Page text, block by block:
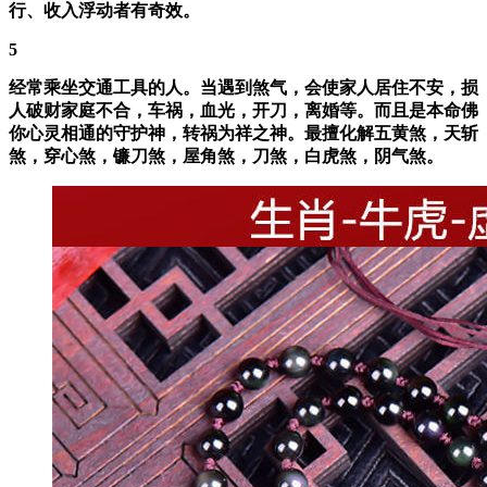
行、收入浮动者有奇效。
5
经常乘坐交通工具的人。当遇到煞气，会使家人居住不安，损
人破财家庭不合，车祸，血光，开刀，离婚等。而且是本命佛
你心灵相通的守护神，转祸为祥之神。最擅化解五黄煞，天斩
煞，穿心煞，镰刀煞，屋角煞，刀煞，白虎煞，阴气煞。